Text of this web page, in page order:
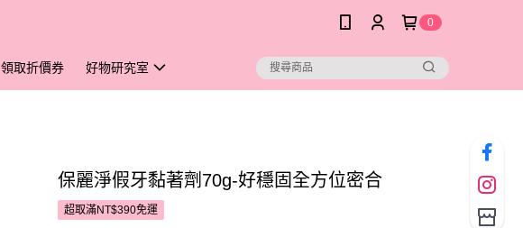
0
領取折價券 好物研究室
保麗淨假牙黏著劑70g-好穩固全方位密合
超取滿NT$390免運